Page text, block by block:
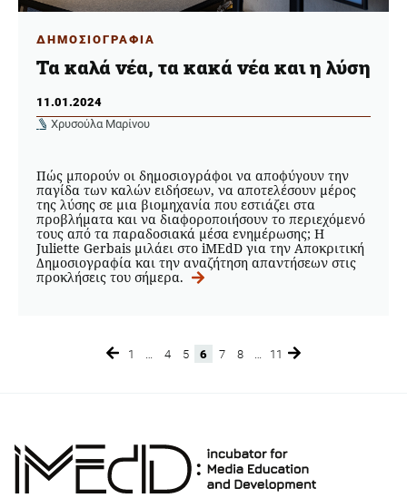
ΔΗΜΟΣΙΟΓΡΑΦΙΑ
Τα καλά νέα, τα κακά νέα και η λύση
11.01.2024
Χρυσούλα Μαρίνου
Πώς μπορούν οι δημοσιογράφοι να αποφύγουν την
παγίδα των καλών ειδήσεων, να αποτελέσουν μέρος
της λύσης σε μια βιομηχανία που εστιάζει στα
προβλήματα και να διαφοροποιήσουν το περιεχόμενό
τους από τα παραδοσιακά μέσα ενημέρωσης; Η
Juliette Gerbais μιλάει στο iMEdD για την Αποκριτική
Δημοσιογραφία και την αναζήτηση απαντήσεων στις
προκλήσεις του σήμερα.
Page
1 Page
4 Page
5 Page
6 Page
7 Page
8 Page
11